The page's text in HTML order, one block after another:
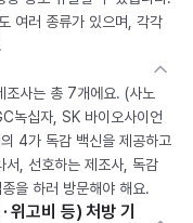
여러 종류가 있으며, 각각
조사는 총 7개에요. (사노
녹십자, SK 바이오사이언
4가 독감 백신을 제공하고
서, 선호하는 제조사, 독감
을 하러 방문해야 해요.
위고비 등) 처방 기